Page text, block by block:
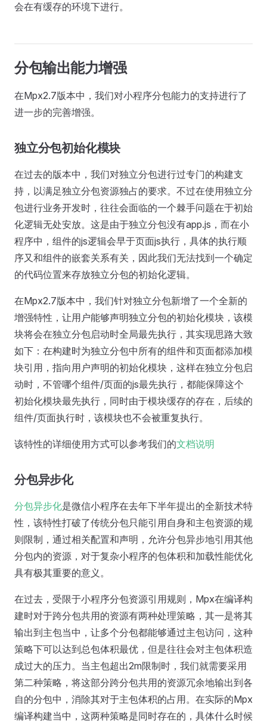
会在有缓存的环境下进行。
分包输出能力增强
在Mpx2.7版本中，我们对小程序分包能力的支持进行了
进一步的完善增强。
独立分包初始化模块
在过去的版本中，我们对独立分包进行过专门的构建支
持，以满足独立分包资源独占的要求。不过在使用独立分
包进行业务开发时，往往会面临的一个棘手问题在于初始
化逻辑无处安放。这是由于独立分包没有app.js，而在小
程序中，组件的js逻辑会早于页面js执行，具体的执行顺
序又和组件的嵌套关系有关，因此我们无法找到一个确定
的代码位置来存放独立分包的初始化逻辑。
在Mpx2.7版本中，我们针对独立分包新增了一个全新的
增强特性，让用户能够声明独立分包的初始化模块，该模
块将会在独立分包启动时全局最先执行，其实现思路大致
如下：在构建时为独立分包中所有的组件和页面都添加模
块引用，指向用户声明的初始化模块，这样在独立分包启
动时，不管哪个组件/页面的js最先执行，都能保障这个
初始化模块最先执行，同时由于模块缓存的存在，后续的
组件/页面执行时，该模块也不会被重复执行。
该特性的详细使用方式可以参考我们的文档说明
分包异步化
分包异步化是微信小程序在去年下半年提出的全新技术特
性，该特性打破了传统分包只能引用自身和主包资源的规
则限制，通过相关配置和声明，允许分包异步地引用其他
分包内的资源，对于复杂小程序的包体积和加载性能优化
具有极其重要的意义。
在过去，受限于小程序分包资源引用规则，Mpx在编译构
建时对于跨分包共用的资源有两种处理策略，其一是将其
输出到主包当中，让多个分包都能够通过主包访问，这种
策略下可以达到总包体积最优，但是往往会对主包体积造
成过大的压力。当主包超出2m限制时，我们就需要采用
第二种策略，将这部分跨分包共用的资源冗余地输出到各
自的分包中，消除其对于主包体积的占用。在实际的Mpx
编译构建当中，这两种策略是同时存在的，具体什么时候